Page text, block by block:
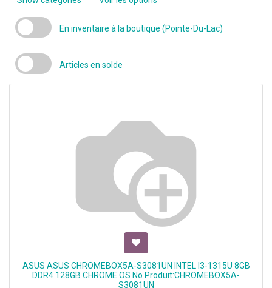
En inventaire à la boutique (Pointe-Du-Lac)
Articles en solde
ASUS ASUS CHROMEBOX5A-S3081UN INTEL I3-1315U 8GB
DDR4 128GB CHROME OS No Produit:CHROMEBOX5A-
S3081UN